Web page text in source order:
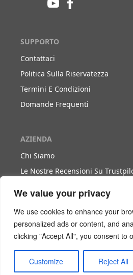
We value your privacy
We use cookies to enhance your
personalized ads or content, and
clicking "Accept All", you consent to
Customize Reject All
SUPPORTO
Contattaci
Politica Sulla Riservatezza
Termini E Condizioni
Domande Frequenti
AZIENDA
Chi Siamo
Le Nostre Recensioni Su
LAVORA CON NOI
Diventa Nostro Partner
Diventa Nostro Agente